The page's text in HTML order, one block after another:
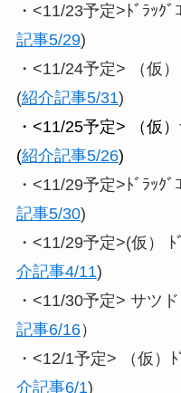
・<11/23予定>ﾄﾞﾗｯｸ
記事5/29)
・<11/24予定> （仮
(紹介記事5/31)
・<11/25予定> （仮
(紹介記事5/26)
・<11/29予定>ﾄﾞﾗｯｸ
記事5/30)
・<11/29予定>(仮）
介記事4/11)
・<11/30予定> サツ
記事6/16）
・<12/1予定> （仮）
介記事6/1)